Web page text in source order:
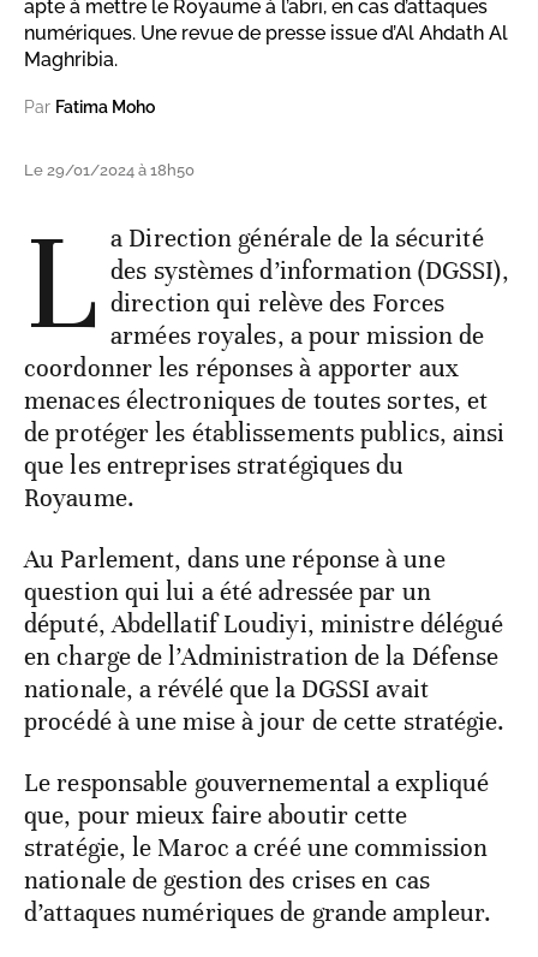
apte à mettre le Royaume à l’abri, en cas d’attaques
numériques. Une revue de presse issue d’Al Ahdath Al
Maghribia.
Par Fatima Moho
Le 29/01/2024 à 18h50
L a Direction générale de la sécurité
des systèmes d’information (DGSSI),
direction qui relève des Forces
armées royales, a pour mission de
coordonner les réponses à apporter aux
menaces électroniques de toutes sortes, et
de protéger les établissements publics, ainsi
que les entreprises stratégiques du
Royaume.
Au Parlement, dans une réponse à une
question qui lui a été adressée par un
député, Abdellatif Loudiyi, ministre délégué
en charge de l’Administration de la Défense
nationale, a révélé que la DGSSI avait
procédé à une mise à jour de cette stratégie.
Le responsable gouvernemental a expliqué
que, pour mieux faire aboutir cette
stratégie, le Maroc a créé une commission
nationale de gestion des crises en cas
d’attaques numériques de grande ampleur.